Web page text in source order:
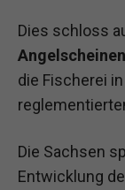
Dies schloss
Angelscheinen
die Fischerei
Die Sachsen
Entwicklung